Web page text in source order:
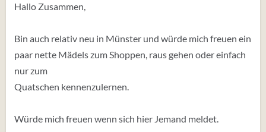
Hallo Zusammen,
Bin auch relativ neu in Münster und würde mich freuen ein
paar nette Mädels zum Shoppen, raus gehen oder einfach
nur zum
Quatschen kennenzulernen.
Würde mich freuen wenn sich hier Jemand meldet.